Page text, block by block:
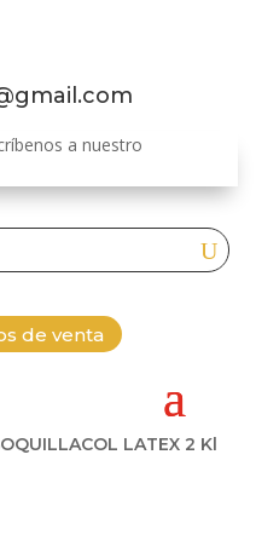
a nuestro
de venta
LATEX 2 Kl